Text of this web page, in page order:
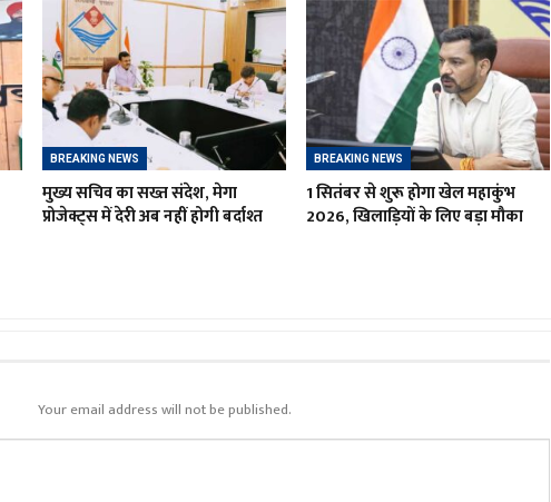
BREAKING NEWS
मुख्य सचिव का सख्त संदेश, मेगा
प्रोजेक्ट्स में देरी अब नहीं होगी बर्दाश्त
BREAKING NEWS
1 सितंबर से शुरू होगा खेल महाकुंभ
2026, खिलाड़ियों के लिए बड़ा मौका
Your email address will not be published.